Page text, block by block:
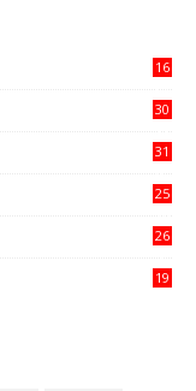
16
30
31
25
26
19